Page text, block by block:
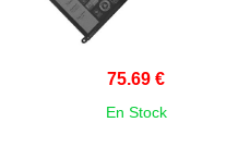
75.69 €
En Stock